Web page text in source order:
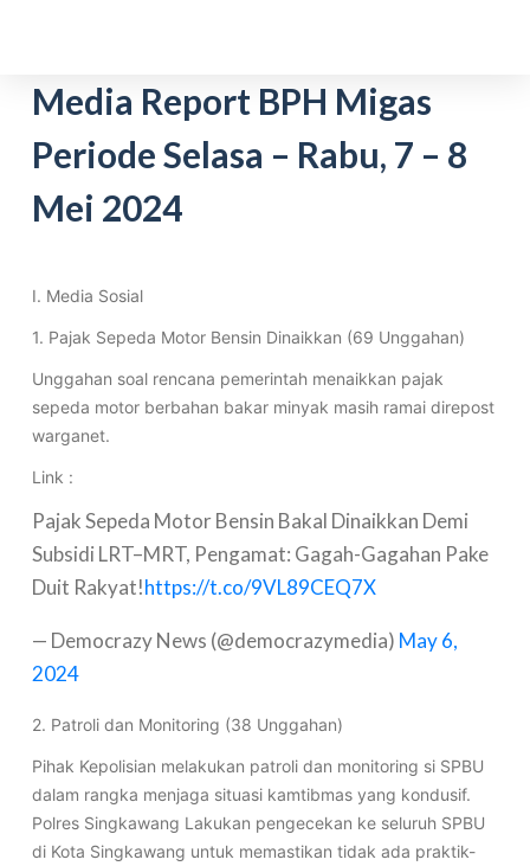
p
o
Media Report BPH Migas
Periode Selasa – Rabu, 7 – 8
Mei 2024
I. Media Sosial
1. Pajak Sepeda Motor Bensin Dinaikkan (69 Unggahan)
Unggahan soal rencana pemerintah menaikkan pajak
sepeda motor berbahan bakar minyak masih ramai direpost
warganet.
Link :
Pajak Sepeda Motor Bensin Bakal Dinaikkan Demi
Subsidi LRT–MRT, Pengamat: Gagah-Gagahan Pake
Duit Rakyat!https://t.co/9VL89CEQ7X
— Democrazy News (@democrazymedia) May 6,
2024
2. Patroli dan Monitoring (38 Unggahan)
Pihak Kepolisian melakukan patroli dan monitoring si SPBU
dalam rangka menjaga situasi kamtibmas yang kondusif.
Polres Singkawang Lakukan pengecekan ke seluruh SPBU
di Kota Singkawang untuk memastikan tidak ada praktik-